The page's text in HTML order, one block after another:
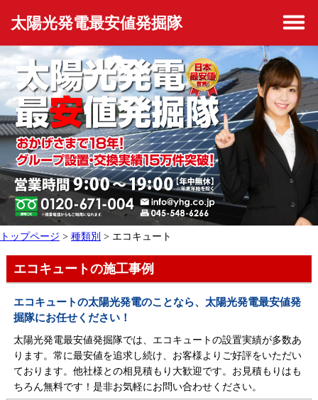
太陽光発電最安値発掘隊
トップページ > 種類別 > エコキュート
エコキュートの施工事例
エコキュートの太陽光発電のことなら、太陽光発電最安値発
掘隊にお任せください！
太陽光発電最安値発掘隊では、エコキュートの設置実績が多数あ
ります。常に最安値を追求し続け、お客様よりご好評をいただい
ております。他社様との相見積もり大歓迎です。お見積もりはも
ちろん無料です！是非お気軽にお問い合わせください。